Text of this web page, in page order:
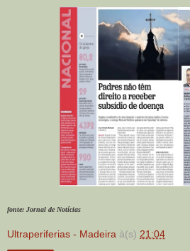
fonte: Jornal de Notícias
Ultraperiferias - Madeira à(s) 21:04